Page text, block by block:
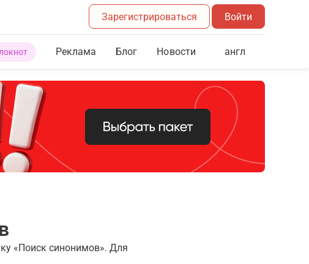
Зарегистрироваться Войти
Реклама Блог Новости англ
«Поиск синонимов». Для